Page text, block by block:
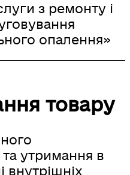
з ремонту і
опалення»
товару
утримання в
внутрішніх